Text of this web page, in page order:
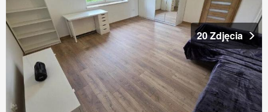
20 Zdjęcia